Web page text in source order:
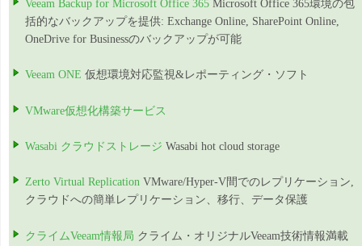
Veeam Backup for Microsoft Office 365 Microsoft Office 365環境の包
括的なバックアップを提供: Exchange Online, SharePoint Online,
OneDrive for Businessのバックアップが可能
Veeam ONE 仮想環境対応監視&レポーティング・ソフト
VMware仮想化構築サービス
Wasabi クラウドストレージ Wasabi hot cloud storage
Zerto Virtual Replication VMware/Hyper-V間でのレプリケーション,
クラウドへの簡単レプリケーション、移行、データ保護
クライムVeeam情報局 クライム・オリジナルVeeam技術情報満載